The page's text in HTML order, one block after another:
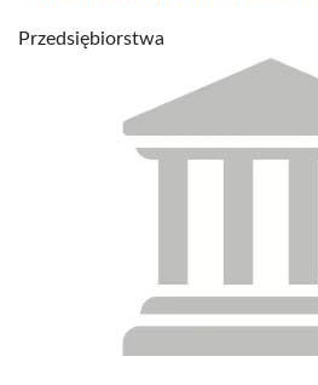
Przedsiębiorstwa